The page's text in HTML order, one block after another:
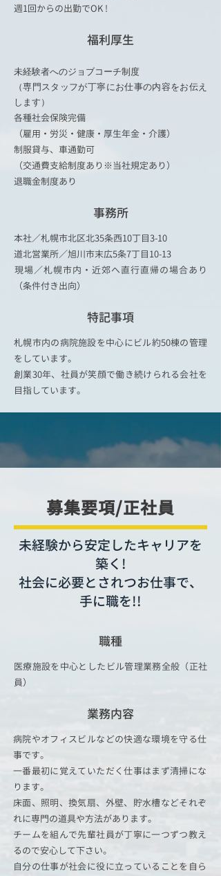
​週1回からの出勤でOK !
福利厚生
未経験者へのジョブコーチ制度
（専門スタッフが丁寧にお仕事の内容をお伝え
します）
各種社会保険完備
（雇用・労災・健康・厚生年金・介護）
制服貸与、車通勤可
​（交通費支給制度あり※当社規定あり）
​退職金制度あり
事務所
本社／札幌市北区北35条西10丁目3-10
道北営業所／旭川市末広5条7丁目10-13
​現場／札幌市内・近郊へ直行直帰の場合あり
（条件付き出向）
​特記事項
札幌市内の病院施設を中心にビル約50棟の管理
をしています。
創業30年、社員が笑顔で働き続けられる会社を
目指しています。
募集要項/正社員
未経験から安定したキャリアを
築く!
社会に必要とされつお仕事で、
手に職を!!
職種
医療施設を中心としたビル管理業務全般（正社
員）
業務内容
病院やオフィスビルなどの快適な環境を守る仕
事です。
一番最初に覚えていただく仕事はまず清掃にな
ります。
床面、照明、換気扇、外壁、貯水槽などそれぞ
れに専門の道具や方法があります。
チームを組んで先輩社員が丁寧に一つずつ教え
るので安心して下さい。
自分の仕事が社会に役に立っていることを自ら